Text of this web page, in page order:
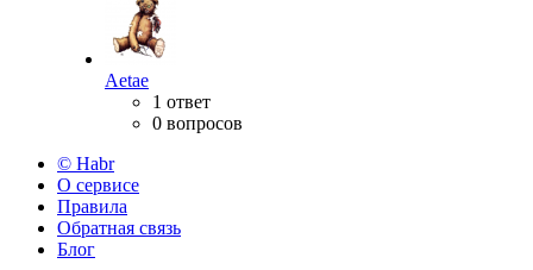
Aetae
1 ответ
0 вопросов
© Habr
О сервисе
Правила
Обратная связь
Блог